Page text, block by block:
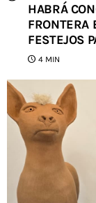
HABRÁ
FRONTERA
FESTEJOS
4 MIN